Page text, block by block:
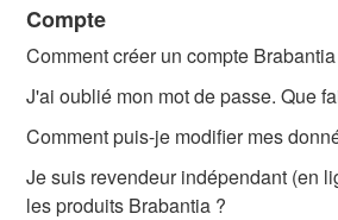
Compte
Comment créer un compte
J'ai oublié mon mot de passe. Que
Comment puis-je modifier mes
Je suis revendeur indépendant (en
les produits Brabantia ?